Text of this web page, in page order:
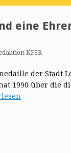
eine
KFSR
der Stadt
1990 über die